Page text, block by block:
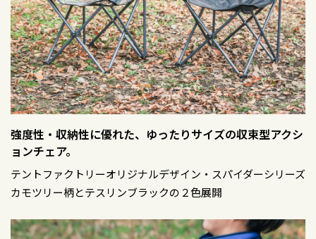
強度性・収納性に優れた、ゆったりサイズの収束型アクシ
ョンチェア。
テントファクトリーオリジナルデザイン・スパイダーシリーズ
カモツリー柄とテスリンブラックの２色展開